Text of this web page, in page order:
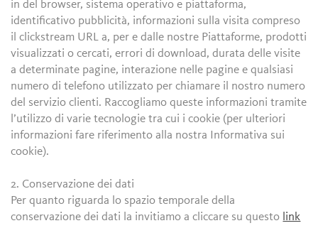
in del browser, sistema operativo e piattaforma,
identificativo pubblicità, informazioni sulla visita compreso
il clickstream URL a, per e dalle nostre Piattaforme, prodotti
visualizzati o cercati, errori di download, durata delle visite
a determinate pagine, interazione nelle pagine e qualsiasi
numero di telefono utilizzato per chiamare il nostro numero
del servizio clienti. Raccogliamo queste informazioni tramite
l’utilizzo di varie tecnologie tra cui i cookie (per ulteriori
informazioni fare riferimento alla nostra Informativa sui
cookie).
2. Conservazione dei dati
Per quanto riguarda lo spazio temporale della
conservazione dei dati la invitiamo a cliccare su questo link